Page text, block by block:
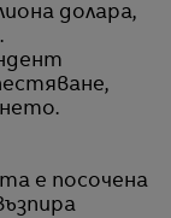
долара,
е посочена